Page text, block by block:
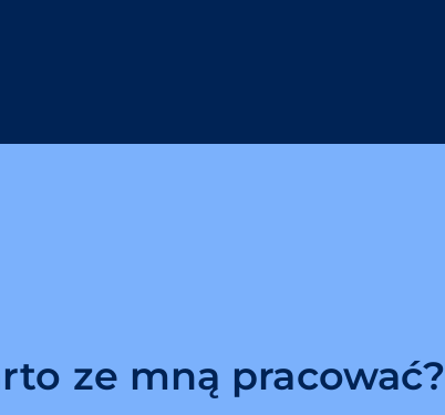
ze mną pracować?